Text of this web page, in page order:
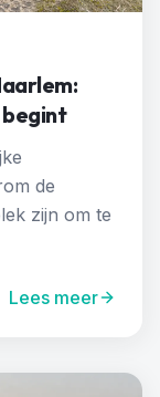
de
zijn om te
Lees meer